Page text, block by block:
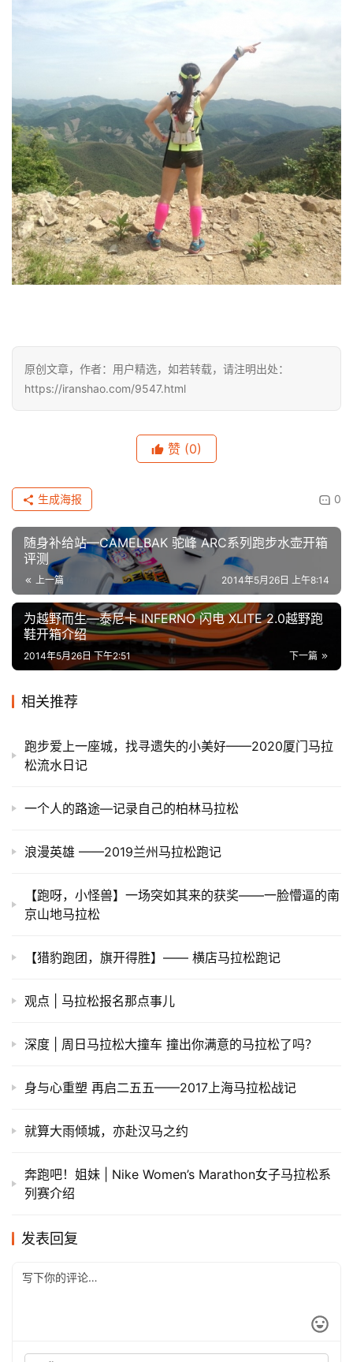
原创文章，作者：用户精选，如若转载，请注明出处：
https://iranshao.com/9547.html
赞 (0)
0
生成海报
随身补给站—CAMELBAK 驼峰 ARC系列跑步水壶开箱
评测
上一篇 2014年5月26日 上午8:14
为越野而生—泰尼卡 INFERNO 闪电 XLITE 2.0越野跑
鞋开箱介绍
下一篇
2014年5月26日 下午2:51
相关推荐
跑步爱上一座城，找寻遗失的小美好——2020厦门马拉
松流水日记
一个人的路途—记录自己的柏林马拉松
浪漫英雄 ——2019兰州马拉松跑记
【跑呀，小怪兽】一场突如其来的获奖——一脸懵逼的南
京山地马拉松
【猎豹跑团，旗开得胜】—— 横店马拉松跑记
观点 | 马拉松报名那点事儿
深度 | 周日马拉松大撞车 撞出你满意的马拉松了吗？
身与心重塑 再启二五五——2017上海马拉松战记
就算大雨倾城，亦赴汉马之约
奔跑吧！姐妹 | Nike Women’s Marathon女子马拉松系
列赛介绍
发表回复